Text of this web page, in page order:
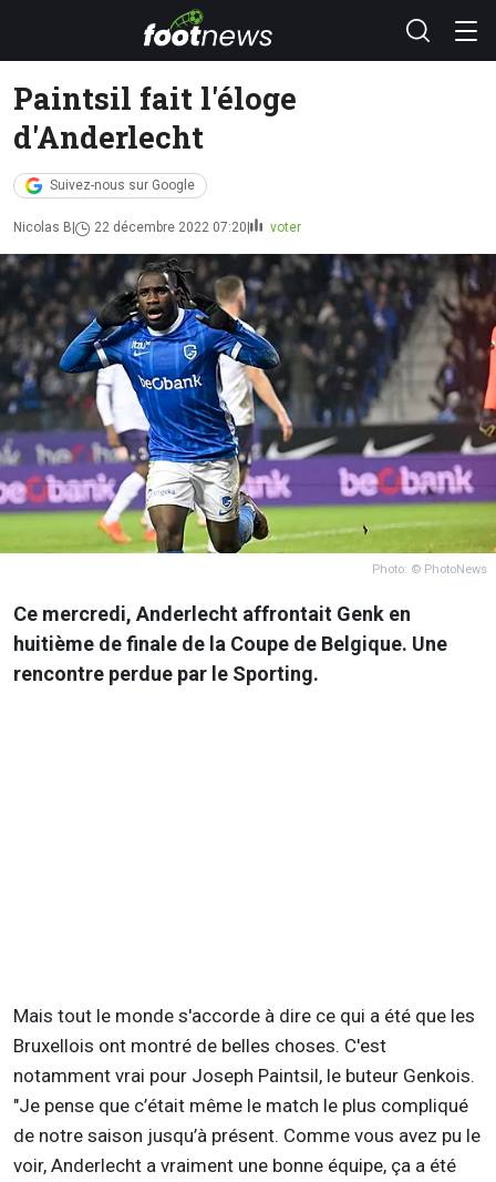
Paintsil fait l'éloge
d'Anderlecht
Suivez-nous sur Google
Nicolas B 22 décembre 2022 07:20 voter
Photo: © PhotoNews
Ce mercredi, Anderlecht affrontait Genk en
huitième de finale de la Coupe de Belgique. Une
rencontre perdue par le Sporting.
Mais tout le monde s'accorde à dire ce qui a été que les
Bruxellois ont montré de belles choses. C'est
notamment vrai pour Joseph Paintsil, le buteur Genkois.
"Je pense que c’était même le match le plus compliqué
de notre saison jusqu’à présent. Comme vous avez pu le
voir, Anderlecht a vraiment une bonne équipe, ça a été